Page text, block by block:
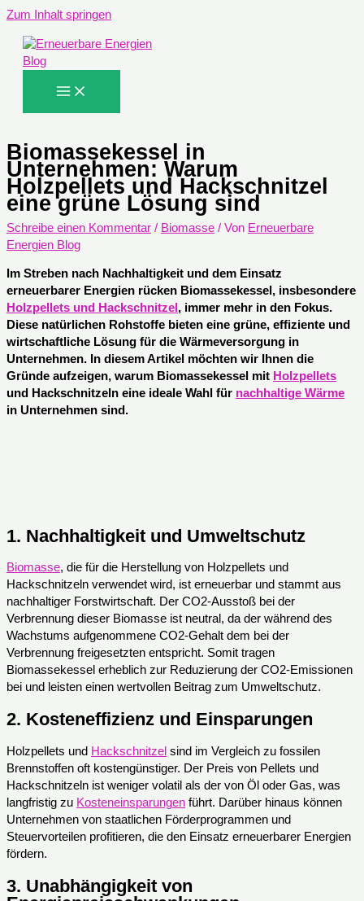
Zum Inhalt springen
Biomassekessel in
Unternehmen: Warum
Holzpellets und Hackschnitzel
eine grüne Lösung sind
Schreibe einen Kommentar / Biomasse / Von Erneuerbare
Energien Blog
Im Streben nach Nachhaltigkeit und dem Einsatz
erneuerbarer Energien rücken Biomassekessel, insbesondere
Holzpellets und Hackschnitzel , immer mehr in den Fokus.
Diese natürlichen Rohstoffe bieten eine grüne, effiziente und
wirtschaftliche Lösung für die Wärmeversorgung in
Unternehmen. In diesem Artikel möchten wir Ihnen die
Gründe aufzeigen, warum Biomassekessel mit Holzpellets
und Hackschnitzeln eine ideale Wahl für nachhaltige Wärme
in Unternehmen sind.
1. Nachhaltigkeit und Umweltschutz
Biomasse, die für die Herstellung von Holzpellets und
Hackschnitzeln verwendet wird, ist erneuerbar und stammt aus
nachhaltiger Forstwirtschaft. Der CO2-Ausstoß bei der
Verbrennung dieser Biomasse ist neutral, da der während des
Wachstums aufgenommene CO2-Gehalt dem bei der
Verbrennung freigesetzten entspricht. Somit tragen
Biomassekessel erheblich zur Reduzierung der CO2-Emissionen
bei und leisten einen wertvollen Beitrag zum Umweltschutz.
2. Kosteneffizienz und Einsparungen
Holzpellets und Hackschnitzel sind im Vergleich zu fossilen
Brennstoffen oft kostengünstiger. Der Preis von Pellets und
Hackschnitzeln ist weniger volatil als der von Öl oder Gas, was
langfristig zu Kosteneinsparungen führt. Darüber hinaus können
Unternehmen von staatlichen Förderprogrammen und
Steuervorteilen profitieren, die den Einsatz erneuerbarer Energien
fördern.
3. Unabhängigkeit von